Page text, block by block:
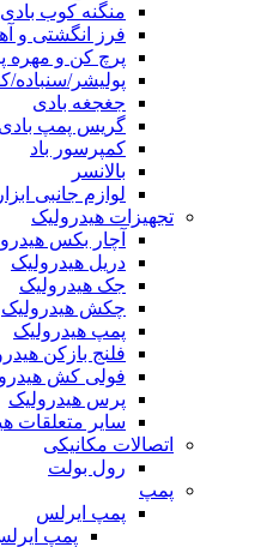
منگنه کوب بادی
فرز انگشتی و
پرچ کن و مهره
پولیشر/
جغجغه بادی
گریس پمپ بادی
کمپرسور باد
بالانسر
لوازم جانبی
تجهیزات هیدرولیک
آچار بکس
دریل هیدرولیک
جک هیدرولیک
چکش هیدرولیک
پمپ هیدرولیک
فلنج بازکن
فولی کش
پرس هیدرولیک
سایر متعلقات
اتصالات مکانیکی
رول بولت
پمپ
پمپ ایرلس
پمپ